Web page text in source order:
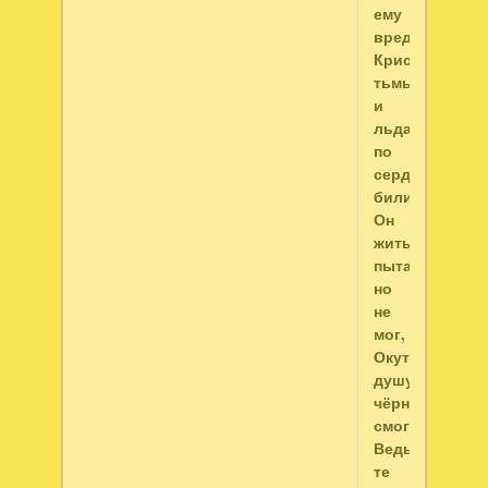
ему
вредили
Кристалом
тьмы
и
льда
по
сердцу
били
Он
жить
пытался,
но
не
мог,
Окутал
душу
чёрный
смог.
Ведь
те